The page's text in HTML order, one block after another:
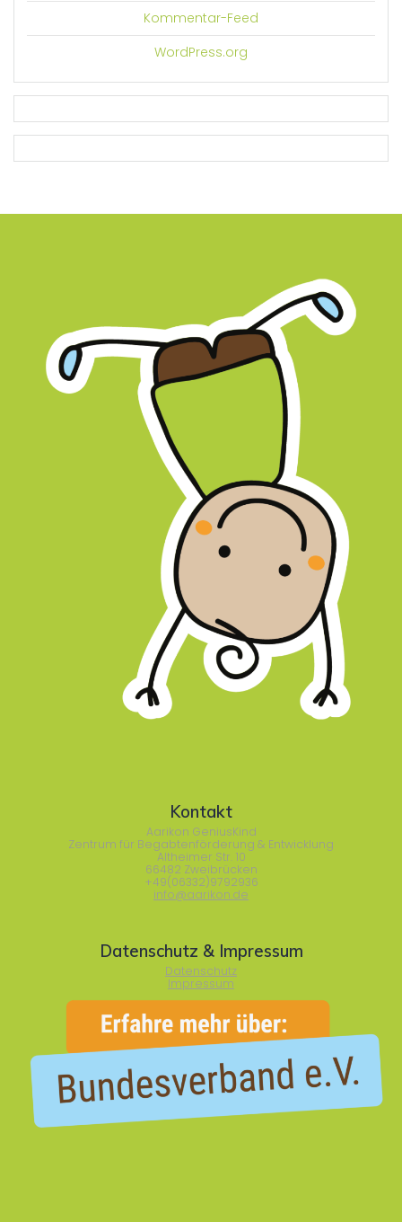
Kommentar-Feed
WordPress.org
Kontakt
Aarikon GeniusKind
Zentrum für Begabtenförderung & Entwicklung
Altheimer Str. 10
66482 Zweibrücken
+49(06332)9792936
info@aarikon.de
Datenschutz & Impressum
Datenschutz
Impressum